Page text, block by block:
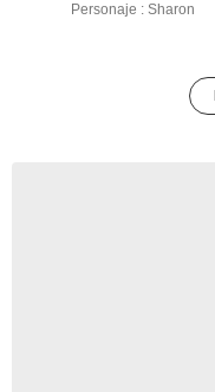
Personaje : Sharon